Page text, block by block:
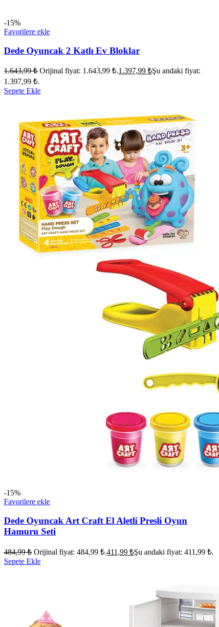
-15%
Favorilere ekle
Dede Oyuncak 2 Katlı Ev Bloklar
1.643,99₺ Orijinal fiyat: 1.643,99 ₺.1.397,99 ₺Şu andaki fiyat:
1.397,99 ₺.
Sepete Ekle
-15%
Favorilere ekle
Dede Oyuncak Art Craft El Aletli Presli Oyun
Hamuru Seti
484,99₺ Orijinal fiyat: 484,99 ₺.411,99 ₺Şu andaki fiyat: 411,99 ₺.
Sepete Ekle